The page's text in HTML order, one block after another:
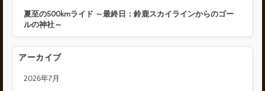
夏至の500kmライド ～最終日：鈴鹿スカイラインからのゴー
ルの神社～
アーカイブ
2026年7月